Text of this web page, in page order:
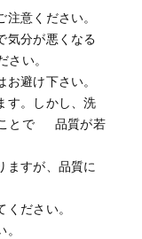
意ください。
気分が悪くなる
さい。
避け下さい。
す。しかし、洗
ことで 品質が若
ますが、品質に
ださい。